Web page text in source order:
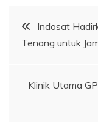
Navigasi
pos
Indosat
Tenang untuk
Klinik Utama